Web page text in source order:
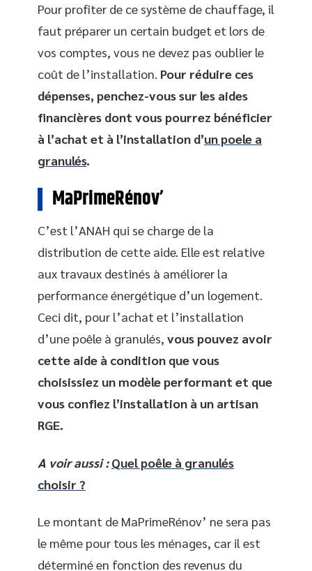
Pour profiter de ce système de chauffage, il
faut préparer un certain budget et lors de
vos comptes, vous ne devez pas oublier le
coût de l’installation. Pour réduire ces
dépenses, penchez-vous sur les aides
financières dont vous pourrez bénéficier
à l’achat et à l’installation d’un poele a
granulés.
MaPrimeRénov’
C’est l’ANAH qui se charge de la
distribution de cette aide. Elle est relative
aux travaux destinés à améliorer la
performance énergétique d’un logement.
Ceci dit, pour l’achat et l’installation
d’une poêle à granulés, vous pouvez avoir
cette aide à condition que vous
choisissiez un modèle performant et que
vous confiez l’installation à un artisan
RGE.
A voir aussi : Quel poêle à granulés
choisir ?
Le montant de MaPrimeRénov’ ne sera pas
le même pour tous les ménages, car il est
déterminé en fonction des revenus du